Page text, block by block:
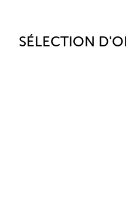
SÉLECTION